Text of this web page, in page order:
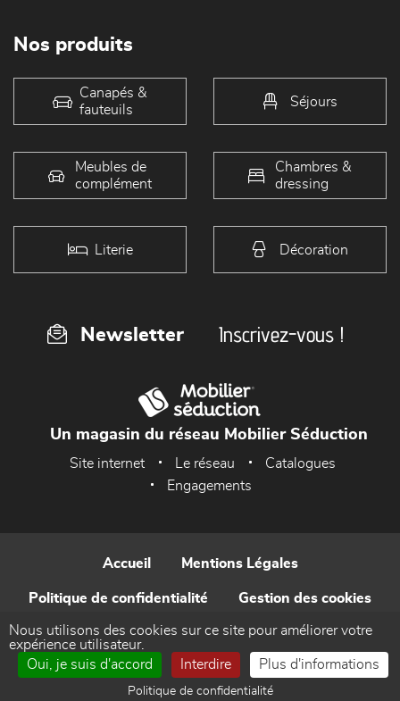
Nos produits
Canapés &
fauteuils
Séjours
Meubles de
complément
Chambres &
dressing
Literie Décoration
Newsletter Inscrivez-vous !
Un magasin du réseau Mobilier Séduction
Site internet Le réseau
Catalogues
Engagements
Accueil Mentions Légales
Politique de confidentialité Gestion des cookies
Contact
Réalisé par WEB Enseignes
Nous utilisons des cookies sur ce site pour améliorer votre
expérience utilisateur.
Oui, je suis d'accord
Interdire Plus d'informations
Politique de confidentialité